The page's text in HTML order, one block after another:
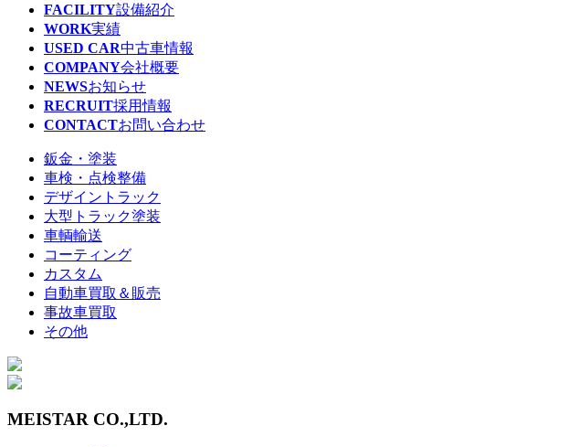
FACILITY設備紹介
WORK実績
USED CAR中古車情報
COMPANY会社概要
NEWSお知らせ
RECRUIT採用情報
CONTACTお問い合わせ
鈑金・塗装
車検・点検整備
デザイントラック
大型トラック塗装
車輌輸送
コーティング
カスタム
自動車買取＆販売
事故車買取
その他
MEISTAR CO.,LTD.